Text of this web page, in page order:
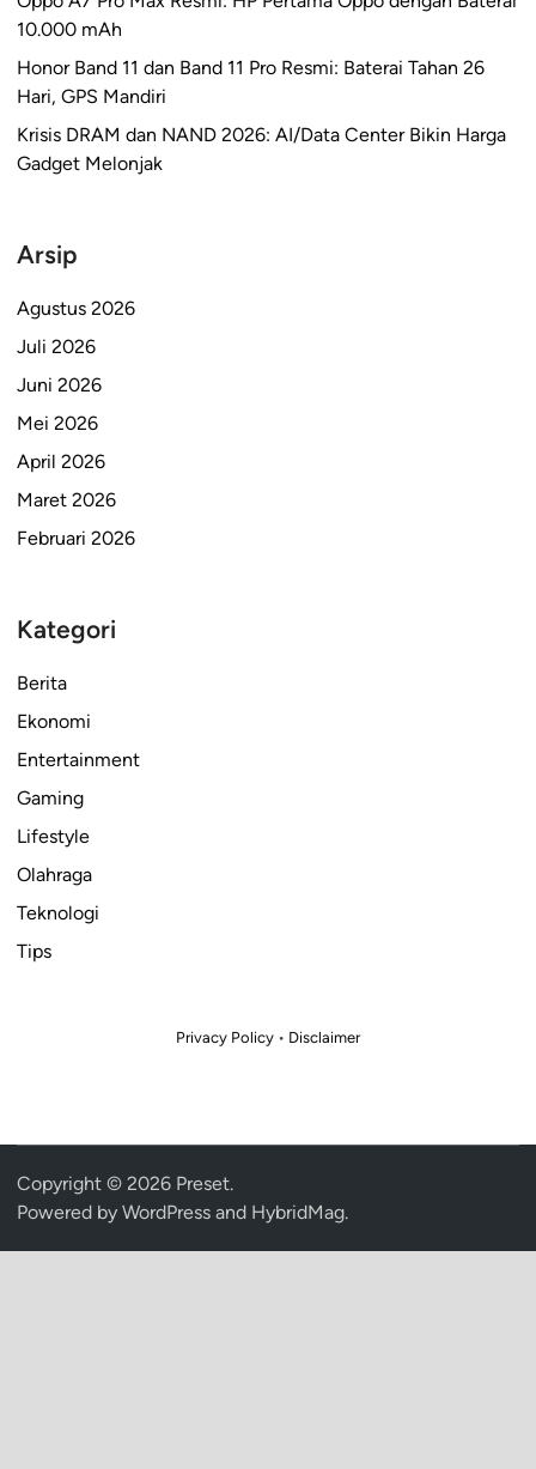
10.000 mAh
Honor Band 11 dan Band 11 Pro Resmi: Baterai Tahan 26
Hari, GPS Mandiri
Krisis DRAM dan NAND 2026: AI/Data Center Bikin Harga
Gadget Melonjak
Arsip
Agustus 2026
Juli 2026
Juni 2026
Mei 2026
April 2026
Maret 2026
Februari 2026
Kategori
Berita
Ekonomi
Entertainment
Gaming
Lifestyle
Olahraga
Teknologi
Tips
Privacy Policy • Disclaimer
Copyright © 2026 Preset.
Powered by WordPress and HybridMag.